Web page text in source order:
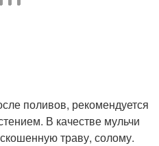
поливов, рекомендуется
В качестве мульчи
траву, солому.